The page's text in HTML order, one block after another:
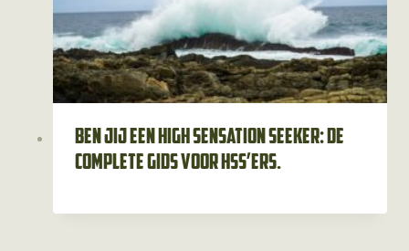
Ben jij een high sensation seeker: de
complete gids voor HSS’ers.